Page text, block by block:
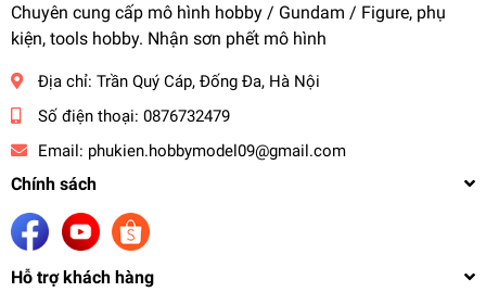
Chuyên cung cấp mô hình hobby / Gundam / Figure, phụ
kiện, tools hobby. Nhận sơn phết mô hình
Địa chỉ: Trần Quý Cáp, Đống Đa, Hà Nội
Số điện thoại: 0876732479
Email: phukien.hobbymodel09@gmail.com
Chính sách
Hỗ trợ khách hàng